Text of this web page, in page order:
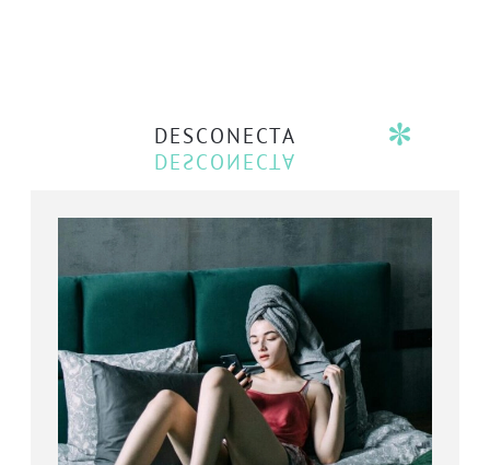
DESCONECTA